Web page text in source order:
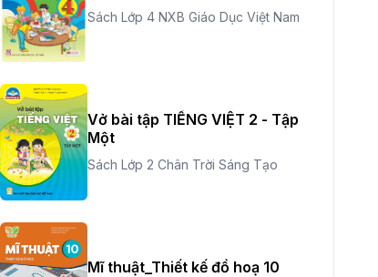
Sách Lớp 4 NXB Giáo Dục Việt Nam
Vở bài tập TIẾNG VIỆT 2 - Tập
Một
Sách Lớp 2 Chân Trời Sáng Tạo
Mĩ thuật_Thiết kế đồ hoạ 10